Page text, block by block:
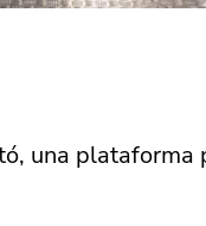
una plataforma